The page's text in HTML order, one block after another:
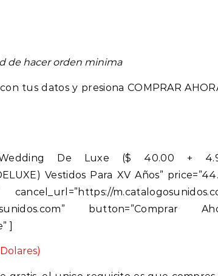
de hacer orden minima
tus datos y presiona COMPRAR
Wedding De Luxe ($ 40.00 +
Vestidos Para XV Años”
button=”Comprar
]